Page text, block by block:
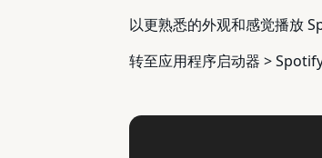
以更熟悉的外观和感觉播放
转至应用程序启动器 >